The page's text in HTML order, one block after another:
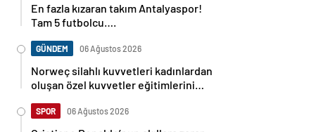
En fazla kızaran takım Antalyaspor!
Tam 5 futbolcu….
GÜNDEM 06 Ağustos 2026
Norweç silahlı kuvvetleri kadınlardan
oluşan özel kuvvetler eğitimlerini
SPOR 06 Ağustos 2026